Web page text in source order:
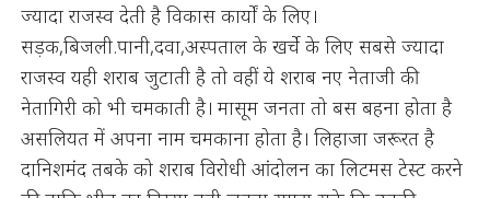
ज्यादा राजस्व देती है विकास कार्यों के लिए।
सड़क,बिजली.पानी,दवा,अस्पताल के खर्चे के लिए सबसे ज्यादा
राजस्व यही शराब जुटाती है तो वहीं ये शराब नए नेताजी की
नेतागिरी को भी चमकाती है। मासूम जनता तो बस बहना होता है
असलियत में अपना नाम चमकाना होता है। लिहाजा जरूरत है
दानिशमंद तबके को शराब विरोधी आंदोलन का लिटमस टेस्ट करने